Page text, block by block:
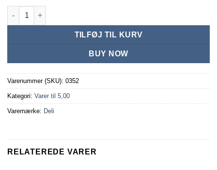
Hæftemaskine Mini model antal
TILFØJ TIL KURV
BUY NOW
Varenummer (SKU): 0352
Kategori: Varer til 5,00
Varemærke: Deli
RELATEREDE VARER